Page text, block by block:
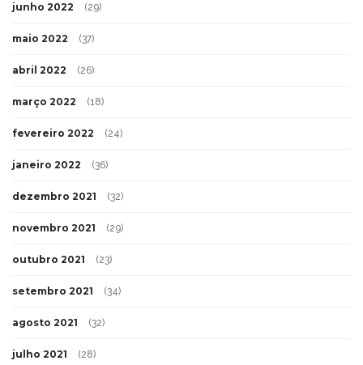
junho 2022 (29)
maio 2022 (37)
abril 2022 (26)
março 2022 (18)
fevereiro 2022 (24)
janeiro 2022 (36)
dezembro 2021 (32)
novembro 2021 (29)
outubro 2021 (23)
setembro 2021 (34)
agosto 2021 (32)
julho 2021 (28)